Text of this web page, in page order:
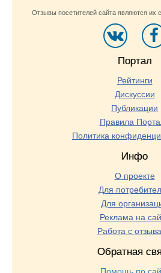
Отзывы посетителей сайта являются их
Портал
Рейтинги
Дискуссии
Публикации
Правила
Политика
Инфо
О проекте
Для
Для
Реклама на
Работа с
Обратная